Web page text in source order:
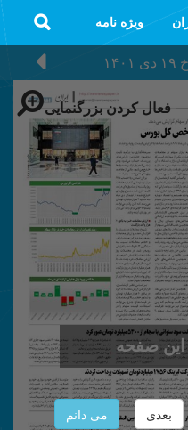
ویژه نامه
۱۹ دی ۱۴۰۱
فعال کردن بزرگنمایی
این صفحه
بعدی می دانم